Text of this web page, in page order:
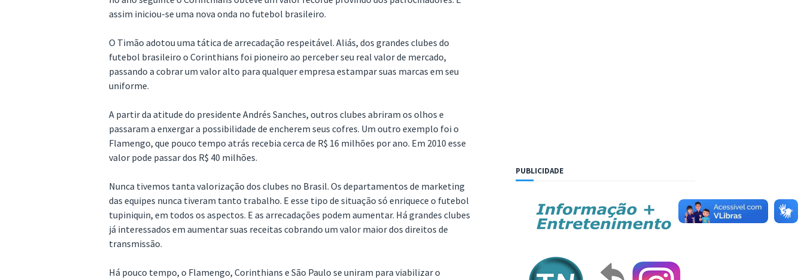
assim iniciou-se uma nova onda no futebol brasileiro.
O Timão adotou uma tática de arrecadação respeitável. Aliás, dos grandes clubes do
futebol brasileiro o Corinthians foi pioneiro ao perceber seu real valor de mercado,
passando a cobrar um valor alto para qualquer empresa estampar suas marcas em seu
uniforme.
A partir da atitude do presidente Andrés Sanches, outros clubes abriram os olhos e
passaram a enxergar a possibilidade de encherem seus cofres. Um outro exemplo foi o
Flamengo, que pouco tempo atrás recebia cerca de R$ 16 milhões por ano. Em 2010 esse
valor pode passar dos R$ 40 milhões.
Nunca tivemos tanta valorização dos clubes no Brasil. Os departamentos de marketing
das equipes nunca tiveram tanto trabalho. E esse tipo de situação só enriquece o futebol
tupiniquin, em todos os aspectos. E as arrecadações podem aumentar. Há grandes clubes
já interessados em aumentar suas receitas cobrando um valor maior dos direitos de
transmissão.
Há pouco tempo, o Flamengo, Corinthians e São Paulo se uniram para viabilizar o
PUBLICIDADE